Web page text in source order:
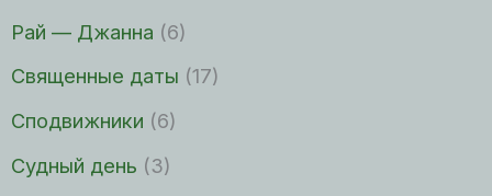
Рай — Джанна (6)
Священные даты (17)
Сподвижники (6)
Судный день (3)